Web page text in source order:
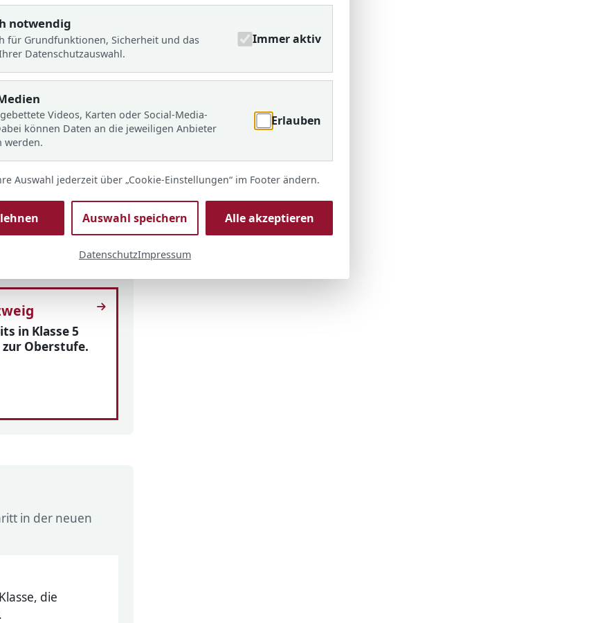
und
die Schule,
kennen.
bei Fragen,
in Klasse 5
Oberstufe.
in der neuen
die
notwendig
für Grundfunktionen, Sicherheit und das
Datenschutzauswahl.
Immer aktiv
Videos, Karten oder Social-Media-
können Daten an die jeweiligen Anbieter
werden.
Erlauben
Auswahl jederzeit über „Cookie-Einstellungen“ im Footer ändern.
Auswahl speichern Alle akzeptieren
DatenschutzImpressum